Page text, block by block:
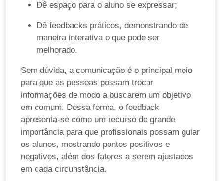
Dê espaço para o aluno se expressar;
Dê feedbacks práticos, demonstrando de
maneira interativa o que pode ser
melhorado.
Sem dúvida, a comunicação é o principal meio
para que as pessoas possam trocar
informações de modo a buscarem um objetivo
em comum. Dessa forma, o feedback
apresenta-se como um recurso de grande
importância para que profissionais possam guiar
os alunos, mostrando pontos positivos e
negativos, além dos fatores a serem ajustados
em cada circunstância.